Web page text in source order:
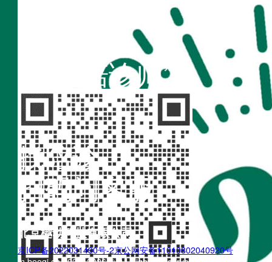
“不疾陪诊师”
找陪诊
扫码问客服
北京樾动科技有限公司
京ICP备2022031490号-2京公网安备11010802040920号